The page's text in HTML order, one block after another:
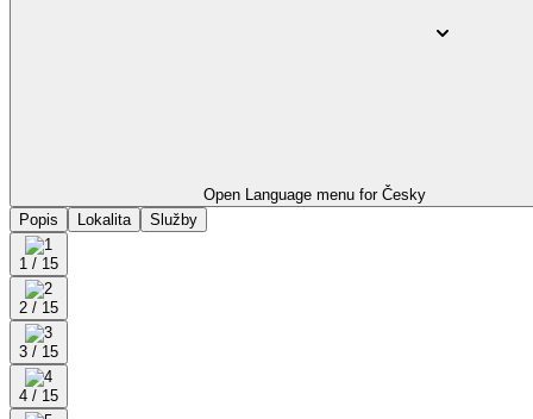
Open Language menu for Česky
Popis
Lokalita Služby
1 / 15
2 / 15
3 / 15
4 / 15